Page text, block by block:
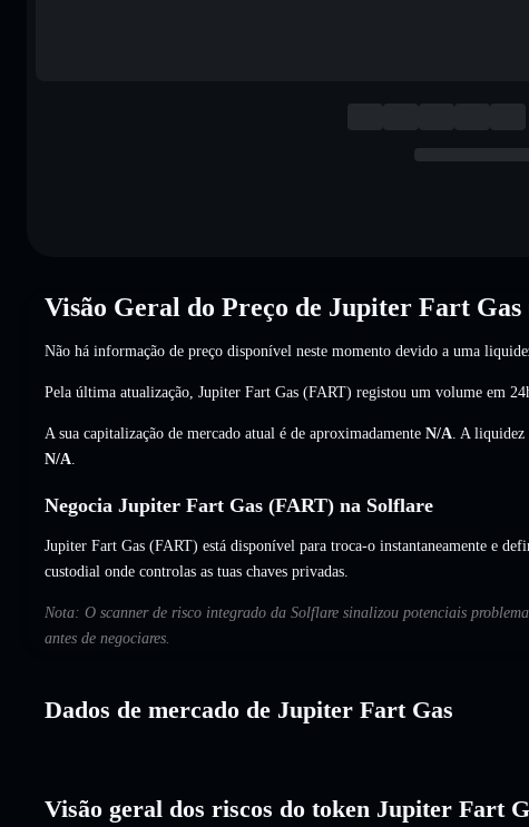
Visão Geral do Preço de Jupiter Fart Gas
Não há informação de preço disponível neste momento devido a uma
Pela última atualização, Jupiter Fart Gas (FART) registou um volume em
A sua capitalização de mercado atual é de aproximadamente N/A . A
N/A
Negocia Jupiter Fart Gas (FART) na Solflare
Jupiter Fart Gas (FART) está disponível para troca-o instantaneamente e
custodial onde controlas as tuas chaves privadas.
Nota: O scanner de risco integrado da Solflare sinalizou potenciais
antes de negociares.
Dados de mercado de Jupiter Fart Gas
Visão geral dos riscos do token Jupiter Fart